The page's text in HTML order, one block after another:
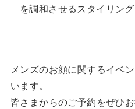
を調和させるスタイリング
メンズのお顔に関するイベ
います。
皆さまからのご予約をぜひお